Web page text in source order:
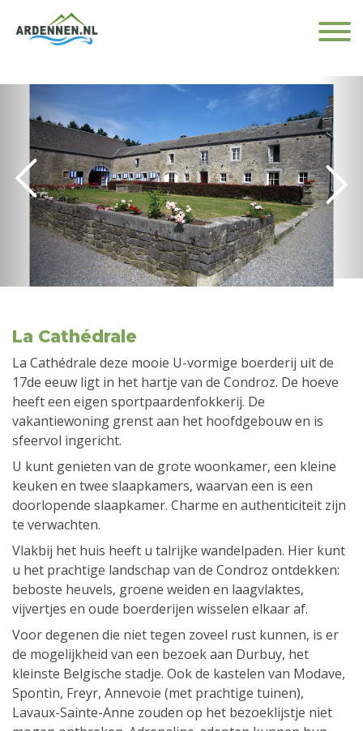
La Cathédrale
La Cathédrale deze mooie U-vormige boerderij uit de
17de eeuw ligt in het hartje van de Condroz. De hoeve
heeft een eigen sportpaardenfokkerij. De
vakantiewoning grenst aan het hoofdgebouw en is
sfeervol ingericht.
U kunt genieten van de grote woonkamer, een kleine
keuken en twee slaapkamers, waarvan een is een
doorlopende slaapkamer. Charme en authenticiteit zijn
te verwachten.
Vlakbij het huis heeft u talrijke wandelpaden. Hier kunt
u het prachtige landschap van de Condroz ontdekken:
beboste heuvels, groene weiden en laagvlaktes,
vijvertjes en oude boerderijen wisselen elkaar af.
Voor degenen die niet tegen zoveel rust kunnen, is er
de mogelijkheid van een bezoek aan Durbuy, het
kleinste Belgische stadje. Ook de kastelen van Modave,
Spontin, Freyr, Annevoie (met prachtige tuinen),
Lavaux-Sainte-Anne zouden op het bezoeklijstje niet